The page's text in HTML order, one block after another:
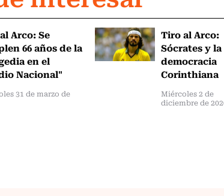
Arco: Se
66 años de la
en el
Nacional"
31 de marzo de
Tiro al Arco:
Sócrates y la
democracia
Corinthiana
Miércoles 2 de
diciembre de